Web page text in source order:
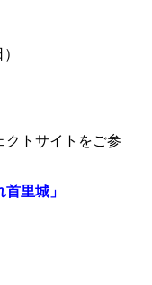
トサイトをご参
里城」